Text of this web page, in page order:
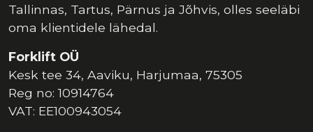
Tallinnas, Tartus, Pärnus ja Jõhvis, olles seeläbi
oma klientidele lähedal.
Forklift OÜ
Kesk tee 34, Aaviku, Harjumaa, 75305
Reg no: 10914764
VAT: EE100943054